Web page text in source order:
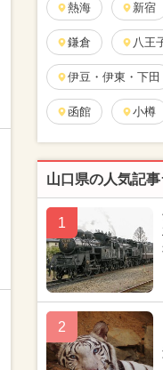
熱海 新宿
鎌倉 八王
伊豆・伊東・下田
函館 小樽
山口県の人気記
1
2